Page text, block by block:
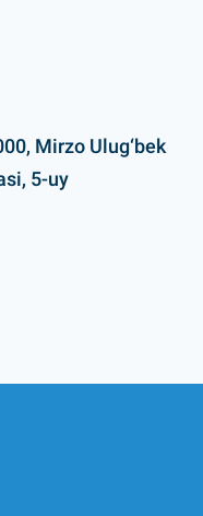
Mirzo Ulug‘bek
5-uy